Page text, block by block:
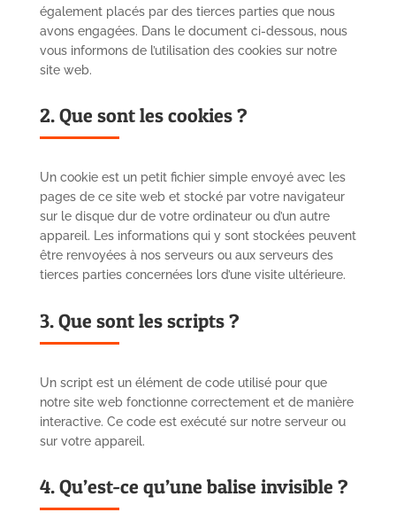
également placés par des tierces parties que nous
avons engagées. Dans le document ci-dessous, nous
vous informons de l’utilisation des cookies sur notre
site web.
2. Que sont les cookies ?
Un cookie est un petit fichier simple envoyé avec les
pages de ce site web et stocké par votre navigateur
sur le disque dur de votre ordinateur ou d’un autre
appareil. Les informations qui y sont stockées peuvent
être renvoyées à nos serveurs ou aux serveurs des
tierces parties concernées lors d’une visite ultérieure.
3. Que sont les scripts ?
Un script est un élément de code utilisé pour que
notre site web fonctionne correctement et de manière
interactive. Ce code est exécuté sur notre serveur ou
sur votre appareil.
4. Qu’est-ce qu’une balise invisible ?